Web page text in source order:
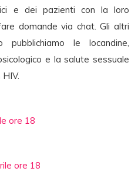
e dei pazienti con la loro
domande via chat. Gli altri
le locandine,
e la salute sessuale
ore 18
ore 18